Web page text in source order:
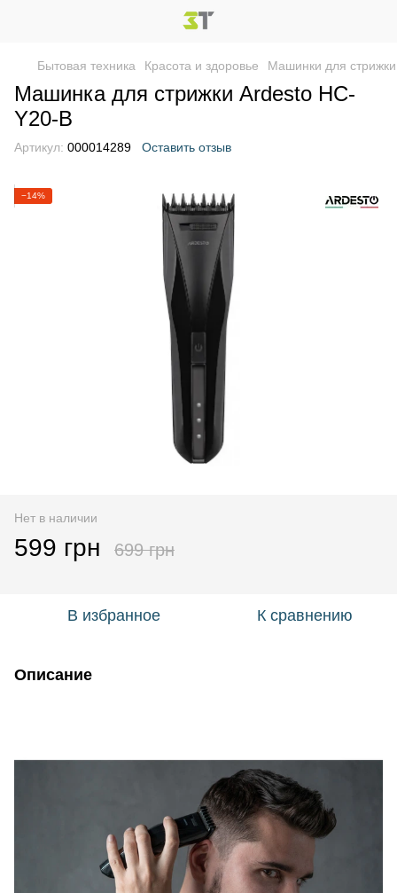
Бытовая техника Красота и здоровье Машинки для стрижки
Машинка для стрижки Ardesto HC-
Y20-B
Артикул: 000014289 Оставить отзыв
−14%
Нет в наличии
599 грн 699 грн
В избранное К сравнению
Описание